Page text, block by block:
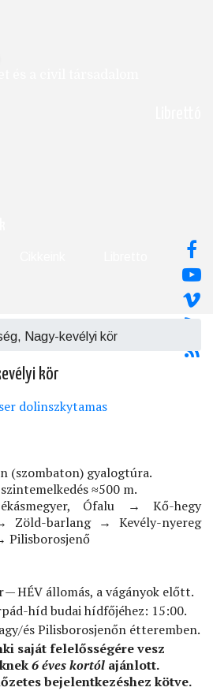
Nagy-kevélyi kör
kör
(szombaton) gyalogtúra.
≈500 m.
Ófalu → Kő-hegy
Zöld-barlang → Kevély-nyereg
Pilisborosjenő
HÉV állomás, a vágányok előtt.
híd budai hídfőjéhez: 15:00.
és Pilisborosjenőn étteremben.
saját felelősségére vesz
6 éves kortól ajánlott.
bejelentkezéshez kötve.